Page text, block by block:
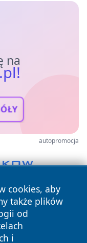
na
autopromocja
cookies, aby
także plików
od
i